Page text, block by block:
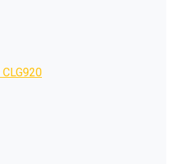
CLG920